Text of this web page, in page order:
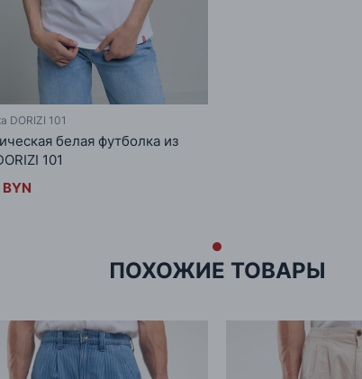
DORIZI 101
белая футболка из
101
ПОХОЖИЕ ТОВАРЫ